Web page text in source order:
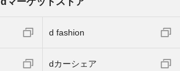
d fashion
dカーシェア